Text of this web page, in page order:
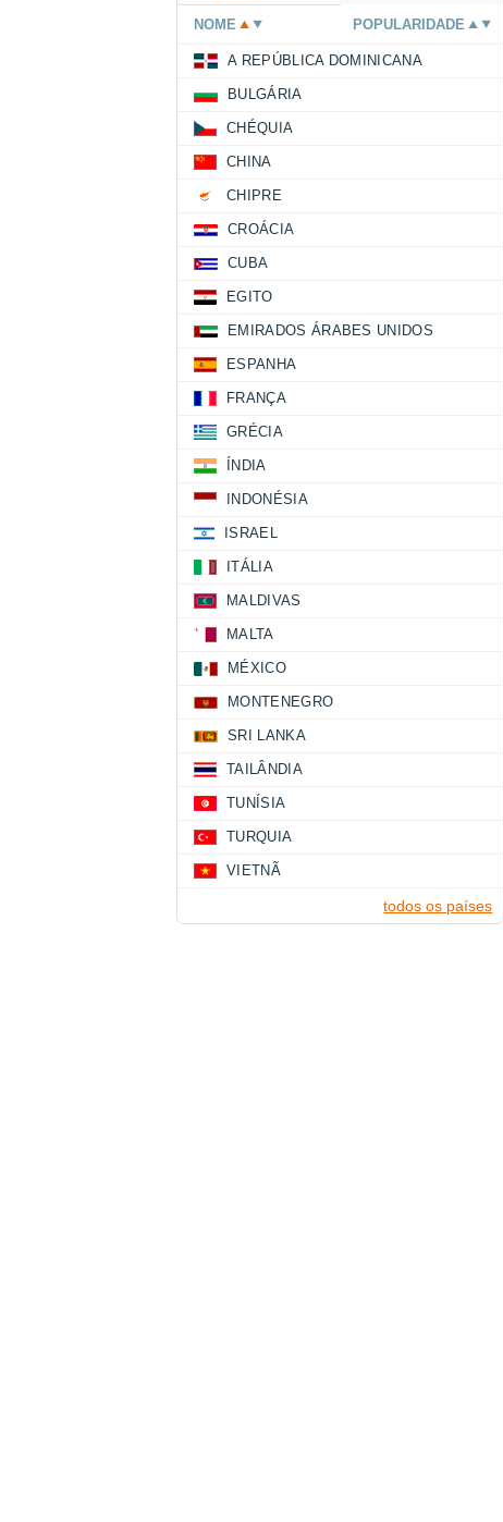
NOME POPULARIDADE
A REPÚBLICA DOMINICANA
BULGÁRIA
CHÉQUIA
CHINA
CHIPRE
CROÁCIA
CUBA
EGITO
EMIRADOS ÁRABES UNIDOS
ESPANHA
FRANÇA
GRÉCIA
ÍNDIA
INDONÉSIA
ISRAEL
ITÁLIA
MALDIVAS
MALTA
MÉXICO
MONTENEGRO
SRI LANKA
TAILÂNDIA
TUNÍSIA
TURQUIA
VIETNÃ
todos os países